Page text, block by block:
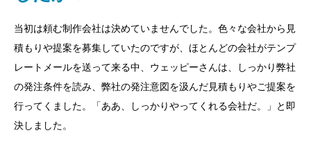
当初は頼む制作会社は決めていませんでした。色々な会社から見
積もりや提案を募集していたのですが、ほとんどの会社がテンプ
レートメールを送って来る中、ウェッピーさんは、しっかり弊社
の発注条件を読み、弊社の発注意図を汲んだ見積もりやご提案を
行ってくました。「ああ、しっかりやってくれる会社だ。」と即
決しました。